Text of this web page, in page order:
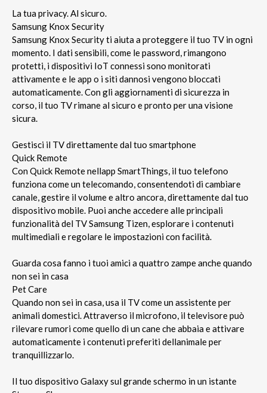
La tua privacy. Al sicuro.
Samsung Knox Security
Samsung Knox Security ti aiuta a proteggere il tuo TV in ogni
momento. I dati sensibili, come le password, rimangono
protetti, i dispositivi IoT connessi sono monitorati
attivamente e le app o i siti dannosi vengono bloccati
automaticamente. Con gli aggiornamenti di sicurezza in
corso, il tuo TV rimane al sicuro e pronto per una visione
sicura.
Gestisci il TV direttamente dal tuo smartphone
Quick Remote
Con Quick Remote nellapp SmartThings, il tuo telefono
funziona come un telecomando, consentendoti di cambiare
canale, gestire il volume e altro ancora, direttamente dal tuo
dispositivo mobile. Puoi anche accedere alle principali
funzionalità del TV Samsung Tizen, esplorare i contenuti
multimediali e regolare le impostazioni con facilità.
Guarda cosa fanno i tuoi amici a quattro zampe anche quando
non sei in casa
Pet Care
Quando non sei in casa, usa il TV come un assistente per
animali domestici. Attraverso il microfono, il televisore può
rilevare rumori come quello di un cane che abbaia e attivare
automaticamente i contenuti preferiti dellanimale per
tranquillizzarlo.
Il tuo dispositivo Galaxy sul grande schermo in un istante